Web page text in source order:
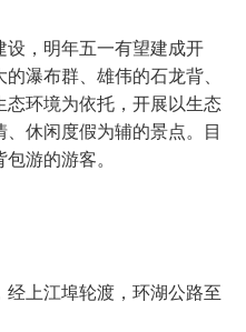
，明年五一有望建成开
瀑布群、雄伟的石龙背、
环境为依托，开展以生态
休闲度假为辅的景点。目
游的游客。
上江埠轮渡，环湖公路至